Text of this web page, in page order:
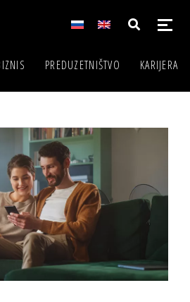
PREDUZETNIŠTVO KARIJERA